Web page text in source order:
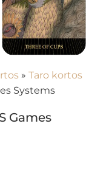
» Taro kortos
Systems
Games